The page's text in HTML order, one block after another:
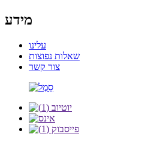
מידע
עלינו
שאלות נפוצות
צור קשר